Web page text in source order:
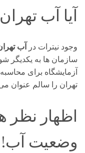
آیا آب
وجود نیترات در آب
سازمان ها به یکدیگر
آزمایشگاه برای
تهران را سالم عنوان
اظهار نظر
وضعیت آب!